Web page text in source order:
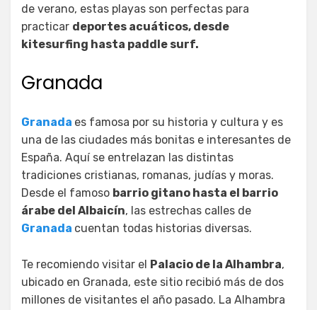
de verano, estas playas son perfectas para
practicar deportes acuáticos, desde
kitesurfing hasta paddle surf.
Granada
Granada es famosa por su historia y cultura y es
una de las ciudades más bonitas e interesantes de
España. Aquí se entrelazan las distintas
tradiciones cristianas, romanas, judías y moras.
Desde el famoso barrio gitano hasta el barrio
árabe del Albaicín, las estrechas calles de
Granada cuentan todas historias diversas.
Te recomiendo visitar el Palacio de la Alhambra,
ubicado en Granada, este sitio recibió más de dos
millones de visitantes el año pasado. La Alhambra